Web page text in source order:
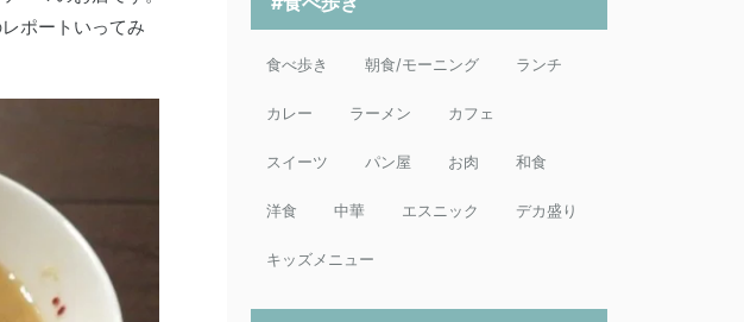
ポートいってみ
食べ歩き 朝食/モーニング ランチ
カレー ラーメン カフェ
スイーツ パン屋 お肉 和食
洋食 中華 エスニック デカ盛り
キッズメニュー